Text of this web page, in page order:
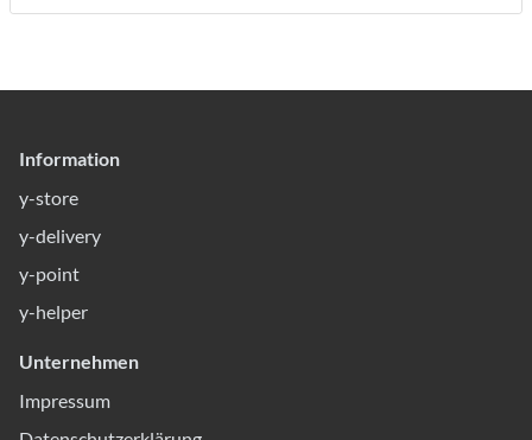
Information
y-store
y-delivery
y-point
y-helper
Unternehmen
Impressum